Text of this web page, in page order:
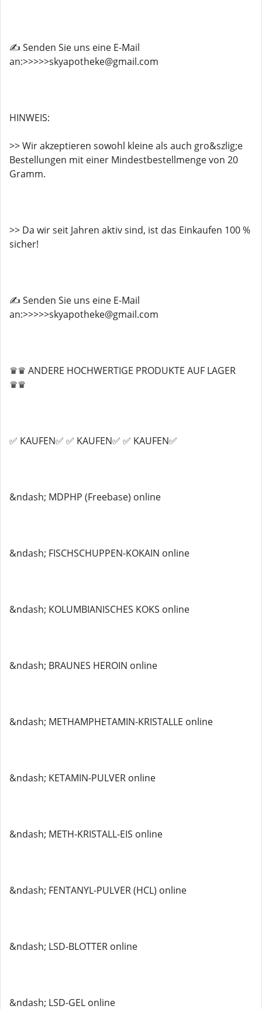
✍️ Senden Sie uns eine E-Mail
an:>>>>>skyapotheke@gmail.com
HINWEIS:
>> Wir akzeptieren sowohl kleine als auch gro&szlig;e
Bestellungen mit einer Mindestbestellmenge von 20
Gramm.
>> Da wir seit Jahren aktiv sind, ist das Einkaufen 100 %
sicher!
✍️ Senden Sie uns eine E-Mail
an:>>>>>skyapotheke@gmail.com
♛♛ ANDERE HOCHWERTIGE PRODUKTE AUF LAGER
♛♛
✅ KAUFEN✅ ✅ KAUFEN✅ ✅ KAUFEN✅
&ndash; MDPHP (Freebase) online
&ndash; FISCHSCHUPPEN-KOKAIN online
&ndash; KOLUMBIANISCHES KOKS online
&ndash; BRAUNES HEROIN online
&ndash; METHAMPHETAMIN-KRISTALLE online
&ndash; KETAMIN-PULVER online
&ndash; METH-KRISTALL-EIS online
&ndash; FENTANYL-PULVER (HCL) online
&ndash; LSD-BLOTTER online
&ndash; LSD-GEL online